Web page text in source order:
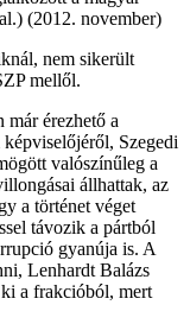
(2012. november)
nem sikerült
mellől.
érezhető a
Szegedi
valószínűleg a
állhattak, az
a történet véget
távozik a pártból
gyanúja is. A
Lenhardt Balázs
a frakcióból, mert